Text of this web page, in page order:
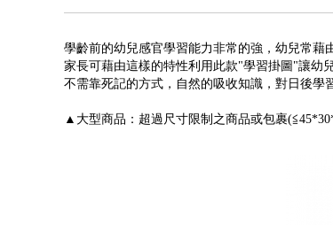
學齡前的幼兒感官學習能力非常的強，幼兒常
家長可藉由這樣的特性利用此款"學習掛圖"讓幼
不需靠死記的方式，自然的吸收知識，對日後學
▲大型商品：超過尺寸限制之商品或包裹